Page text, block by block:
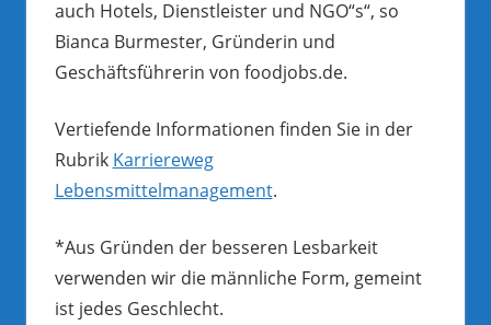
auch Hotels, Dienstleister und NGO“s“, so
Bianca Burmester, Gründerin und
Geschäftsführerin von foodjobs.de.
Vertiefende Informationen finden Sie in der
Rubrik Karriereweg
Lebensmittelmanagement.
*Aus Gründen der besseren Lesbarkeit
verwenden wir die männliche Form, gemeint
ist jedes Geschlecht.